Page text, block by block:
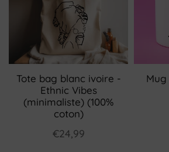
Tote bag blanc ivoire -
Ethnic Vibes
(minimaliste) (100%
coton)
€24,99